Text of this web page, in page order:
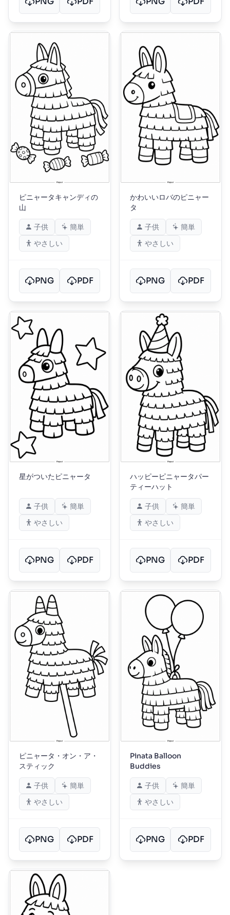
ピニャータキャンディの
山
子供
簡単
やさしい
PNG PDF
かわいいロバのピニャー
タ
子供
簡単
やさしい
PNG PDF
星がついたピニャータ
子供
簡単
やさしい
PNG PDF
ハッピーピニャータパー
ティーハット
子供
簡単
やさしい
PNG PDF
ピニャータ・オン・ア・
スティック
子供
簡単
やさしい
PNG PDF
Pinata Balloon
Buddies
子供
簡単
やさしい
PNG PDF